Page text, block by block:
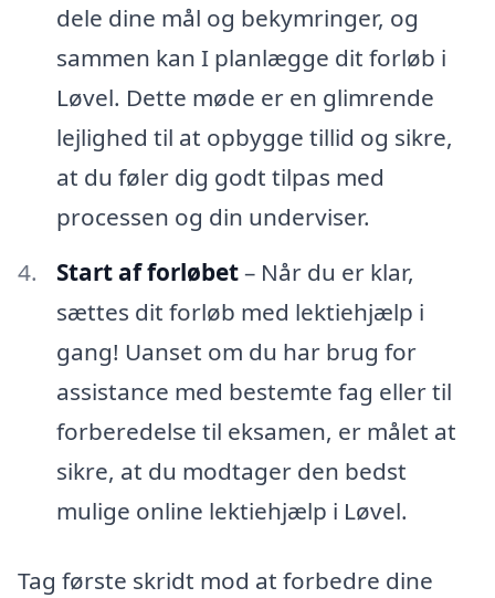
dele dine mål og bekymringer, og
sammen kan I planlægge dit forløb i
Løvel. Dette møde er en glimrende
lejlighed til at opbygge tillid og sikre,
at du føler dig godt tilpas med
processen og din underviser.
Start af forløbet– Når du er klar,
sættes dit forløb med lektiehjælp i
gang! Uanset om du har brug for
assistance med bestemte fag eller til
forberedelse til eksamen, er målet at
sikre, at du modtager den bedst
mulige online lektiehjælp i Løvel.
Tag første skridt mod at forbedre dine